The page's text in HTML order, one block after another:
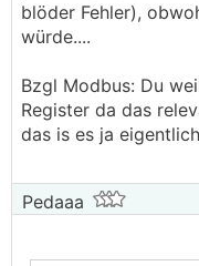
blöder Fehler),
würde....
Bzgl Modbus: Du
Register da das
das is es ja
Pedaaa